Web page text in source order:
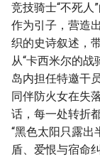
竞技骑士“不死人
作为引子，营造
织的史诗叙述，
从“卡西米尔的
岛内担任特邀干
同伴防火女在失
话，每一处转折
“黑色太阳只露出
盾、爱恨与宿命